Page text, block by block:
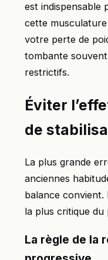
est indispensable
cette
votre perte de
tombante
restrictifs.
Éviter
de
La plus grande
anciennes
balance convient.
la plus critique du
La règle de la